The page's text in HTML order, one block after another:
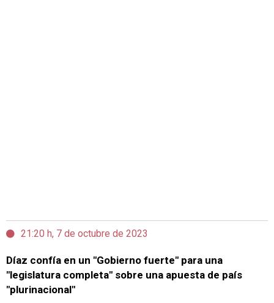
21:20 h, 7 de octubre de 2023
Díaz confía en un "Gobierno fuerte" para una
"legislatura completa" sobre una apuesta de país
"plurinacional"